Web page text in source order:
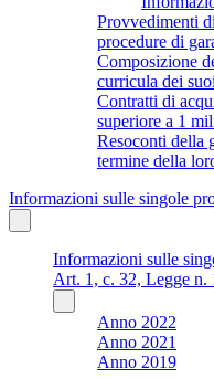
Provvedimenti
procedure di
Composizione
curricula dei
Contratti di
superiore a 1
Resoconti della
termine della
Informazioni sulle singole
Informazioni sulle
Art. 1, c. 32, Legge n.
Anno 2022
Anno 2021
Anno 2019